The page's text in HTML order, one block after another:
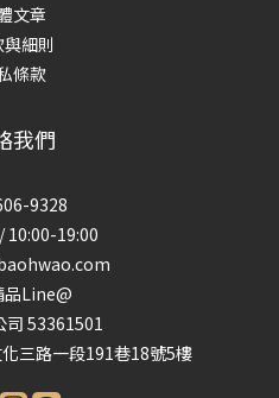
文章
細則
條款
我們
9328
10:00-19:00
品Line@
司 53361501
三路一段191巷18號5樓